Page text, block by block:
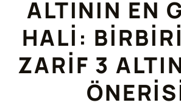
ALTININ EN
HALI:
ZARIF 3